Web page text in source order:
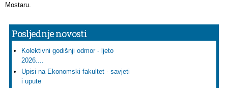
Mostaru.
Posljednje novosti
Kolektivni godišnji odmor - ljeto
2026....
Upisi na Ekonomski fakultet - savjeti
i upute